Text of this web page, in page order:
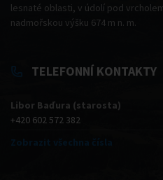
lesnaté oblasti, v údolí pod
nadmořskou výšku 674 m n. m.
TELEFONNÍ KONTAKTY
Libor Baďura (starosta)
+420 602 572 382
Zobrazit všechna čísla